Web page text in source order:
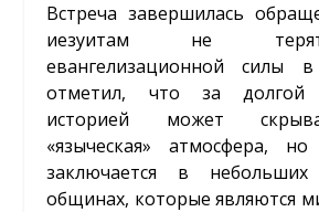
Встреча завершилась
иезуитам не
евангелизационной силы
отметил, что за долгой
историей может
«языческая» атмосфера,
заключается в небольших
общинах, которые являются